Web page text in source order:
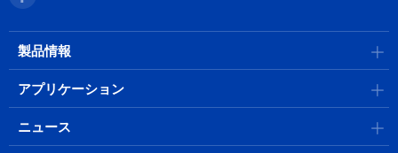
製品情報
アプリケーション
ニュース